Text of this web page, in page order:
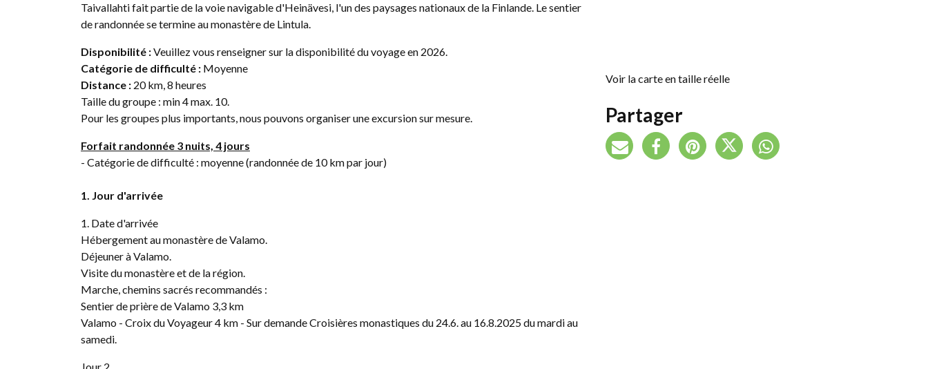
Taivallahti fait partie de la voie navigable d'Heinävesi, l'un des paysages nationaux de la Finlande. Le sentier
de randonnée se termine au monastère de Lintula.
Disponibilité :Veuillez vous renseigner sur la disponibilité du voyage en 2026.
Catégorie de difficulté : Moyenne
Distance : 20 km, 8 heures
Taille du groupe : min 4 max. 10.
Pour les groupes plus importants, nous pouvons organiser une excursion sur mesure.
Forfait randonnée 3 nuits, 4 jours
- Catégorie de difficulté : moyenne (randonnée de 10 km par jour)
1. Jour d'arrivée
1. Date d'arrivée
Hébergement au monastère de Valamo.
Déjeuner à Valamo.
Visite du monastère et de la région.
Marche, chemins sacrés recommandés :
Sentier de prière de Valamo 3,3 km
Valamo - Croix du Voyageur 4 km - Sur demande Croisières monastiques du 24.6. au 16.8.2025 du mardi au
samedi.
Voir la carte en taille réelle
Partager